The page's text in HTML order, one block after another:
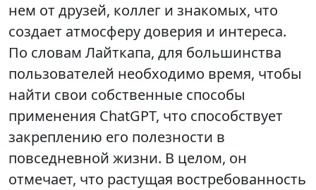
нем от друзей, коллег и знакомых, что
создает атмосферу доверия и интереса.
По словам Лайткапа, для большинства
пользователей необходимо время, чтобы
найти свои собственные способы
применения ChatGPT, что способствует
закреплению его полезности в
повседневной жизни. В целом, он
отмечает, что растущая востребованность